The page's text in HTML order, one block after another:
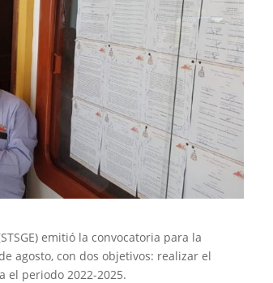
emitió la convocatoria para la
agosto, con dos objetivos: realizar el
el periodo 2022-2025.